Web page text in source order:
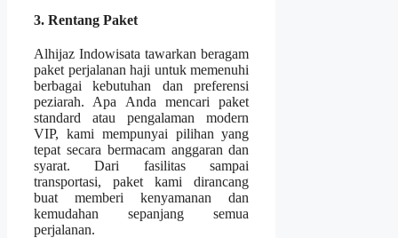
3. Rentang Paket
Alhijaz Indowisata tawarkan beragam
paket perjalanan haji untuk memenuhi
berbagai kebutuhan dan preferensi
peziarah. Apa Anda mencari paket
standard atau pengalaman modern
VIP, kami mempunyai pilihan yang
tepat secara bermacam anggaran dan
syarat. Dari fasilitas sampai
transportasi, paket kami dirancang
buat memberi kenyamanan dan
kemudahan sepanjang semua
perjalanan.